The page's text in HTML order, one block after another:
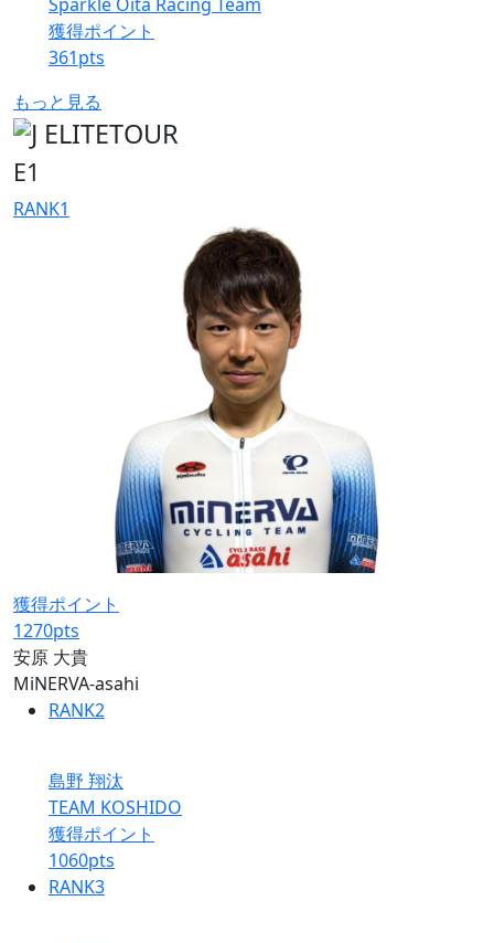
獲得ポイント
361pts
もっと見る
E1
RANK1
獲得ポイント
1270pts
安原 大貴
MiNERVA-asahi
RANK2
島野 翔汰
TEAM KOSHIDO
獲得ポイント
1060pts
RANK3